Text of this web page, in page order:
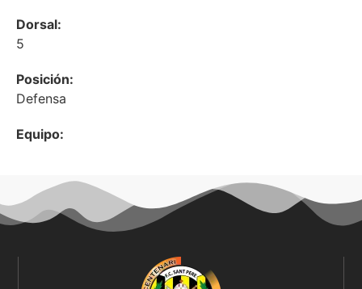
Dorsal:
5
Posición:
Defensa
Equipo: